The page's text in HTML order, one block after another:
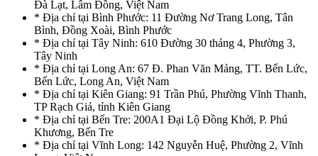
Đà Lạt, Lâm Đồng, Việt Nam
* Địa chỉ tại Bình Phước: 11 Đường Nơ Trang Long, Tân
Bình, Đồng Xoài, Bình Phước
* Địa chỉ tại Tây Ninh: 610 Đường 30 tháng 4, Phường 3,
Tây Ninh
* Địa chỉ tại Long An: 67 Đ. Phan Văn Mảng, TT. Bến Lức,
Bến Lức, Long An, Việt Nam
* Địa chỉ tại Kiên Giang: 91 Trần Phú, Phường Vĩnh Thanh,
TP Rạch Giá, tỉnh Kiên Giang
* Địa chỉ tại Bến Tre: 200A1 Đại Lộ Đồng Khởi, P. Phú
Khương, Bến Tre
* Địa chỉ tại Vĩnh Long: 142 Nguyễn Huệ, Phường 2, Vĩnh